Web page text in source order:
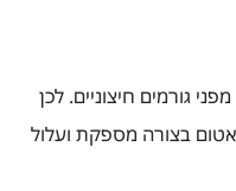
גורמים חיצוניים. לכן
אטום בצורה מספקת ועלול